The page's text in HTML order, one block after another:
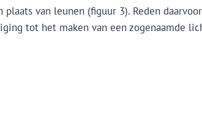
plaats van leunen (figuur 3). Reden
tot het maken van een zogenaamde